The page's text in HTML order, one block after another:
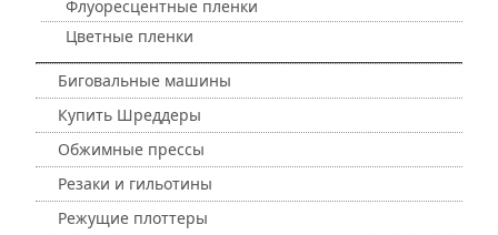
Флуоресцентные пленки
Цветные пленки
Биговальные машины
Купить Шреддеры
Обжимные прессы
Резаки и гильотины
Режущие плоттеры